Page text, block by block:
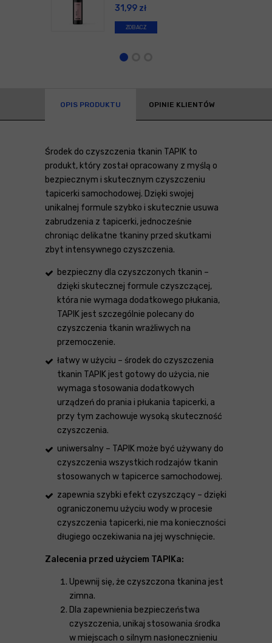
31,99 zł
ZOBACZ
OPIS PRODUKTU OPINIE KLIENTÓW
Środek do czyszczenia tkanin TAPIK to
produkt, który został opracowany z myślą o
bezpiecznym i skutecznym czyszczeniu
tapicerki samochodowej. Dzięki swojej
unikalnej formule szybko i skutecznie usuwa
zabrudzenia z tapicerki, jednocześnie
chroniąc delikatne tkaniny przed skutkami
zbyt intensywnego czyszczenia.
bezpieczny dla czyszczonych tkanin –
dzięki skutecznej formule czyszczącej,
która nie wymaga dodatkowego płukania,
TAPIK jest szczególnie polecany do
czyszczenia tkanin wrażliwych na
przemoczenie.
łatwy w użyciu – środek do czyszczenia
tkanin TAPIK jest gotowy do użycia, nie
wymaga stosowania dodatkowych
urządzeń do prania i płukania tapicerki, a
przy tym zachowuje wysoką skuteczność
czyszczenia.
uniwersalny – TAPIK może być używany do
czyszczenia wszystkich rodzajów tkanin
stosowanych w tapicerce samochodowej.
zapewnia szybki efekt czyszczący – dzięki
ograniczonemu użyciu wody w procesie
czyszczenia tapicerki, nie ma konieczności
długiego oczekiwania na jej wyschnięcie.
Zalecenia przed użyciem TAPIKa:
Upewnij się, że czyszczona tkanina jest
zimna.
Dla zapewnienia bezpieczeństwa
czyszczenia, unikaj stosowania środka
w miejscach o silnym nasłonecznieniu